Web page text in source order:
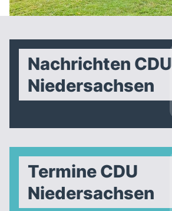
Nachrichten CDU
Niedersachsen
Termine CDU
Niedersachsen